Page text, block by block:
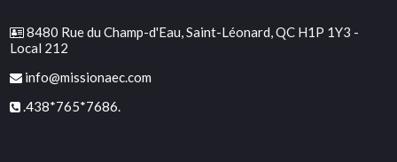
8480 Rue du Champ-d'Eau, Saint-Léonard, QC H1P 1Y3 -
Local 212
info@missionaec.com
.438*765*7686.